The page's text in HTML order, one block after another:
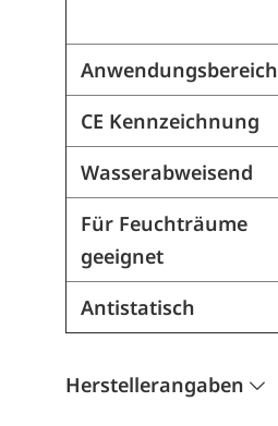
Anwendungsbereich
CE Kennzeichnung
Wasserabweisend
Für Feuchträume
geeignet
Antistatisch
Herstellerangaben